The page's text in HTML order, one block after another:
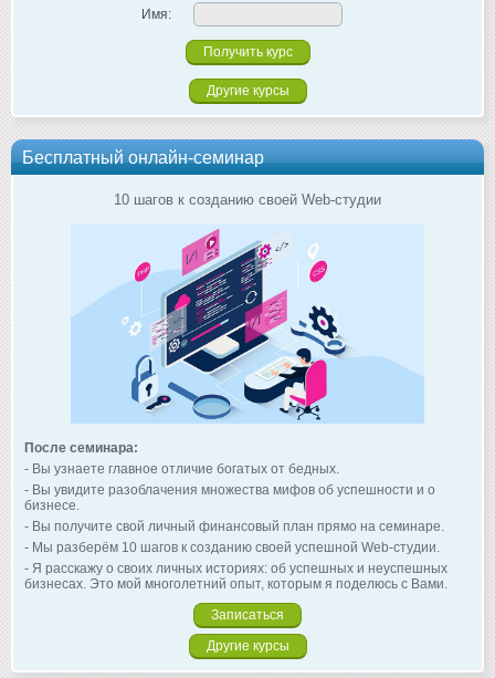
Имя:
Другие курсы
Бесплатный онлайн-семинар
10 шагов к созданию своей Web-студии
После семинара:
- Вы узнаете главное отличие богатых от бедных.
- Вы увидите разоблачения множества мифов об успешности и о
бизнесе.
- Вы получите свой личный финансовый план прямо на семинаре.
- Мы разберём 10 шагов к созданию своей успешной Web-студии.
- Я расскажу о своих личных историях: об успешных и неуспешных
бизнесах. Это мой многолетний опыт, которым я поделюсь с Вами.
Записаться
Другие курсы